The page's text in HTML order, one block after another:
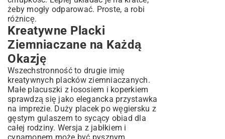
żeby mogły odparować. Proste, a robi
różnicę.
Kreatywne Placki
Ziemniaczane na Każdą
Okazję
Wszechstronność to drugie imię
kreatywnych placków ziemniaczanych.
Małe placuszki z łososiem i koperkiem
sprawdzą się jako elegancka przystawka
na imprezie. Duży placek po węgiersku z
gęstym gulaszem to sycący obiad dla
całej rodziny. Wersja z jabłkiem i